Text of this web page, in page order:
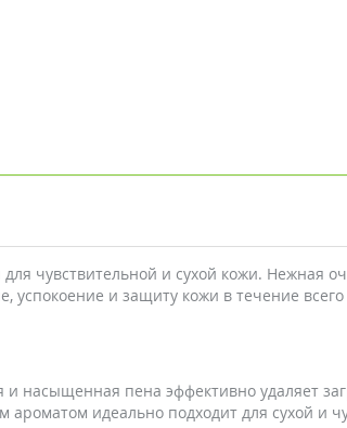
чувствительной и сухой кожи. Нежная
и защиту кожи в течение всего
насыщенная пена эффективно удаляет
идеально подходит для сухой и